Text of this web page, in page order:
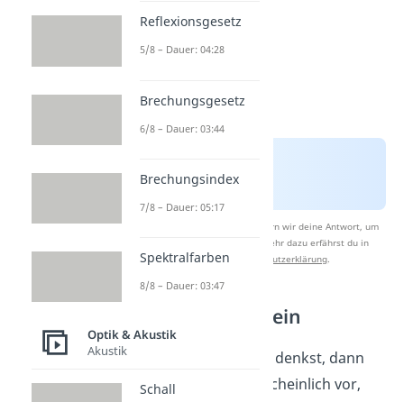
Nach Beantwortung speichern wir deine Antwort, um
Studyflix zu verbessern. Mehr dazu erfährst du in
unserer
Datenschutzerklärung.
Wellen Allgemein
Wenn du an Wellen denkst, dann
stellst du dir wahrscheinlich vor,
Reflexionsgesetz
5/8 – Dauer: 04:28
Brechungsgesetz
6/8 – Dauer: 03:44
Brechungsindex
7/8 – Dauer: 05:17
Spektralfarben
8/8 – Dauer: 03:47
Optik & Akustik
Akustik
Schall